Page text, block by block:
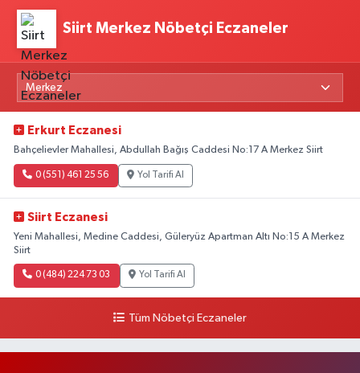
Siirt Merkez Nöbetçi Eczaneler
Erkurt Eczanesi
Bahçelievler Mahallesi, Abdullah Bağış Caddesi No:17 A Merkez Siirt
0 (551) 461 25 56 Yol Tarifi Al
Siirt Eczanesi
Yeni Mahallesi, Medine Caddesi, Güleryüz Apartman Altı No:15 A Merkez
Siirt
0 (484) 224 73 03 Yol Tarifi Al
Tüm Nöbetçi Eczaneler